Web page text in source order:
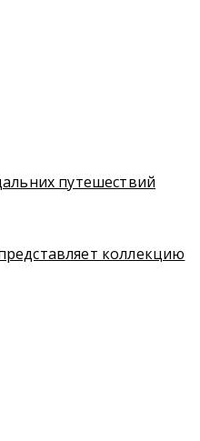
путешествий
коллекцию